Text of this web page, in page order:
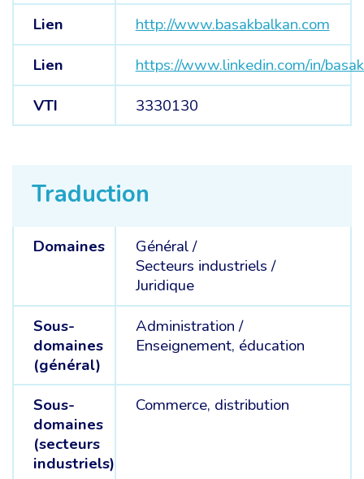
Lien
http://www.basakbalkan.com
Lien
https://www.linkedin.com/in/
VTI
3330130
Traduction
Domaines
Général /
Secteurs industriels /
Juridique
Sous-
domaines
(général)
Administration /
Enseignement, éducation
Sous-
domaines
(secteurs
industriels)
Commerce, distribution